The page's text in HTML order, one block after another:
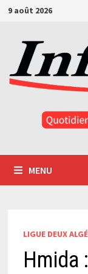
Passer
contenu
9 août 2026
MENU
LIGUE DEUX
Hmida